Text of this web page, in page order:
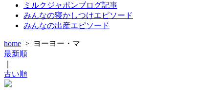
ミルクジャポンブログ記事
みんなの寝かしつけエピソード
みんなの出産エピソード
home > ヨーヨー・マ
最新順
古い順